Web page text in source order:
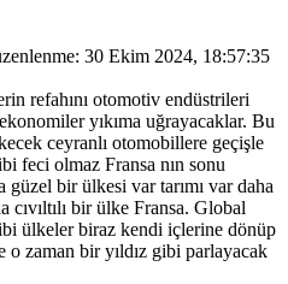
: 30 Ekim 2024, 18:57:35
refahını otomotiv endüstrileri
yıkıma uğrayacaklar. Bu
ceyranlı otomobillere geçişle
feci olmaz Fransa nın sonu
bir ülkesi var tarımı var daha
cıvıltılı bir ülke Fransa. Global
ülkeler biraz kendi içlerine dönüp
zaman bir yıldız gibi parlayacak